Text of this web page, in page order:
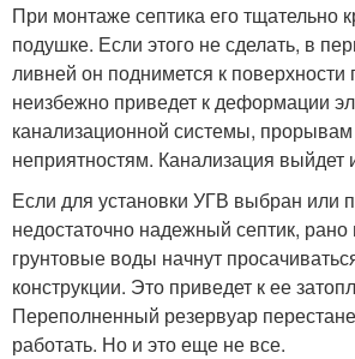
При монтаже септика его тщательно
подушке. Если этого не сделать, в
ливней он поднимется к поверхности
неизбежно приведет к деформации
канализационной системы,
неприятностям. Канализация выйдет
Если для установки УГВ выбран или
недостаточно надежный септик, рано
грунтовые воды начнут
конструкции. Это приведет к ее
Переполненный резервуар
работать. Но и это еще не все.